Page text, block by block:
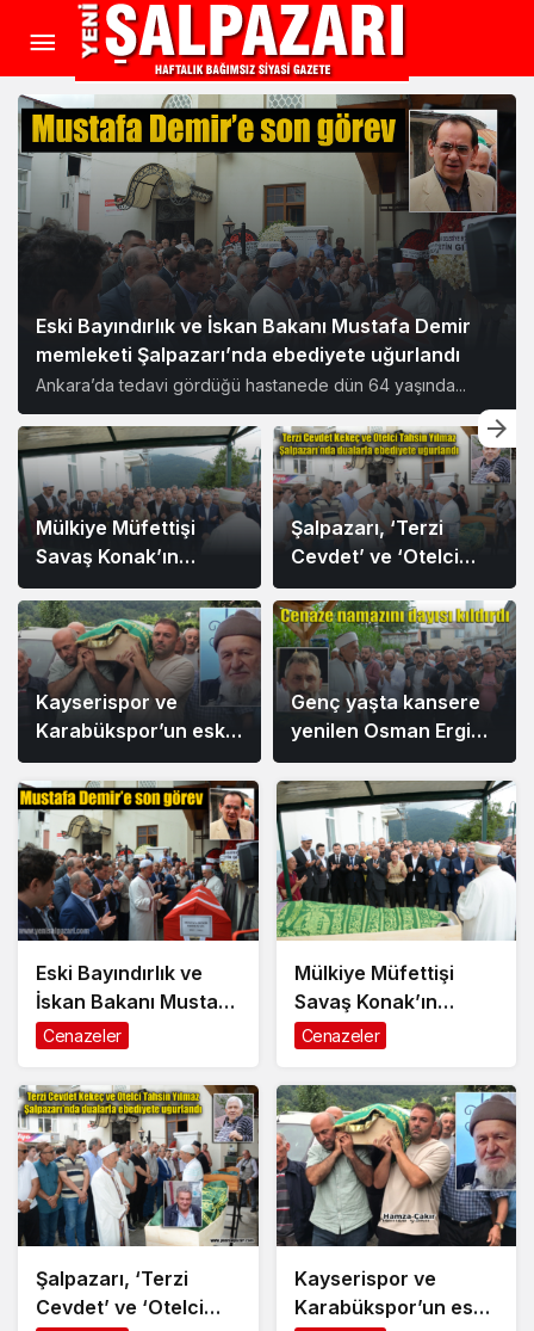
Eski Bayındırlık ve İskan Bakanı Mustafa Demir
memleketi Şalpazarı’nda ebediyete uğurlandı
Ankara’da tedavi gördüğü hastanede dün 64 yaşında...
Mülkiye Müfettişi
Savaş Konak’ın
annesi Hava Konak’ın
cenazesi toprağa
verildi
Şalpazarı, ‘Terzi
Cevdet’ ve ‘Otelci
Tahsin’i kaybetti
Kayserispor ve
Karabükspor’un eski
futbolcusu Hamza
Çakır’ın baba acısı
Genç yaşta kansere
yenilen Osman Ergin
Kuzuluk’ta ebediyete
uğurlandı
Eski Bayındırlık ve
İskan Bakanı Mustafa
Demir memleketi
ebediyete uğurlandı
Cenazeler
Mülkiye Müfettişi
Savaş Konak’ın
annesi Hava Konak’ın
verildi
Cenazeler
Şalpazarı, ‘Terzi
Cevdet’ ve ‘Otelci
Kayserispor ve
Karabükspor’un eski